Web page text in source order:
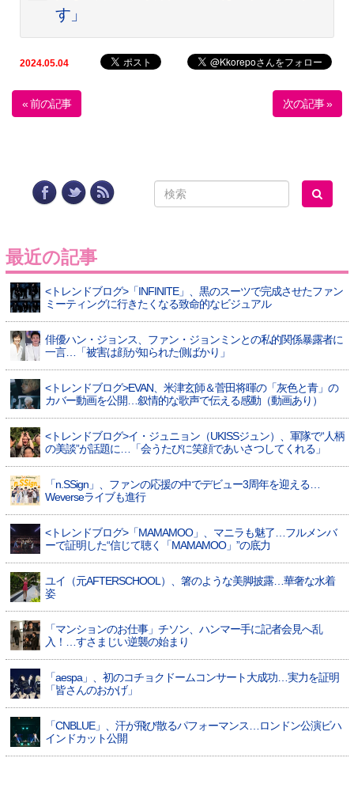
す」
2024.05.04
« 前の記事 次の記事 »
最近の記事
<トレンドブログ>「INFINITE」、黒のスーツで完成させたファン
ミーティングに行きたくなる致命的なビジュアル
俳優ハン・ジョンス、ファン・ジョンミンとの私的関係暴露者に
一言…「被害は顔が知られた側ばかり」
<トレンドブログ>EVAN、米津玄師＆菅田将暉の「灰色と青」の
カバー動画を公開…叙情的な歌声で伝える感動（動画あり）
<トレンドブログ>イ・ジュニョン（UKISSジュン）、軍隊で“人柄
の美談”が話題に…「会うたびに笑顔であいさつしてくれる」
「n.SSign」、ファンの応援の中でデビュー3周年を迎える…
Weverseライブも進行
<トレンドブログ>「MAMAMOO」、マニラも魅了…フルメンバ
ーで証明した“信じて聴く「MAMAMOO」”の底力
ユイ（元AFTERSCHOOL）、箸のような美脚披露…華奢な水着
姿
「マンションのお仕事」チソン、ハンマー手に記者会見へ乱
入！…すさまじい逆襲の始まり
「aespa」、初のコチョクドームコンサート大成功…実力を証明
「皆さんのおかげ」
「CNBLUE」、汗が飛び散るパフォーマンス…ロンドン公演ビハ
インドカット公開